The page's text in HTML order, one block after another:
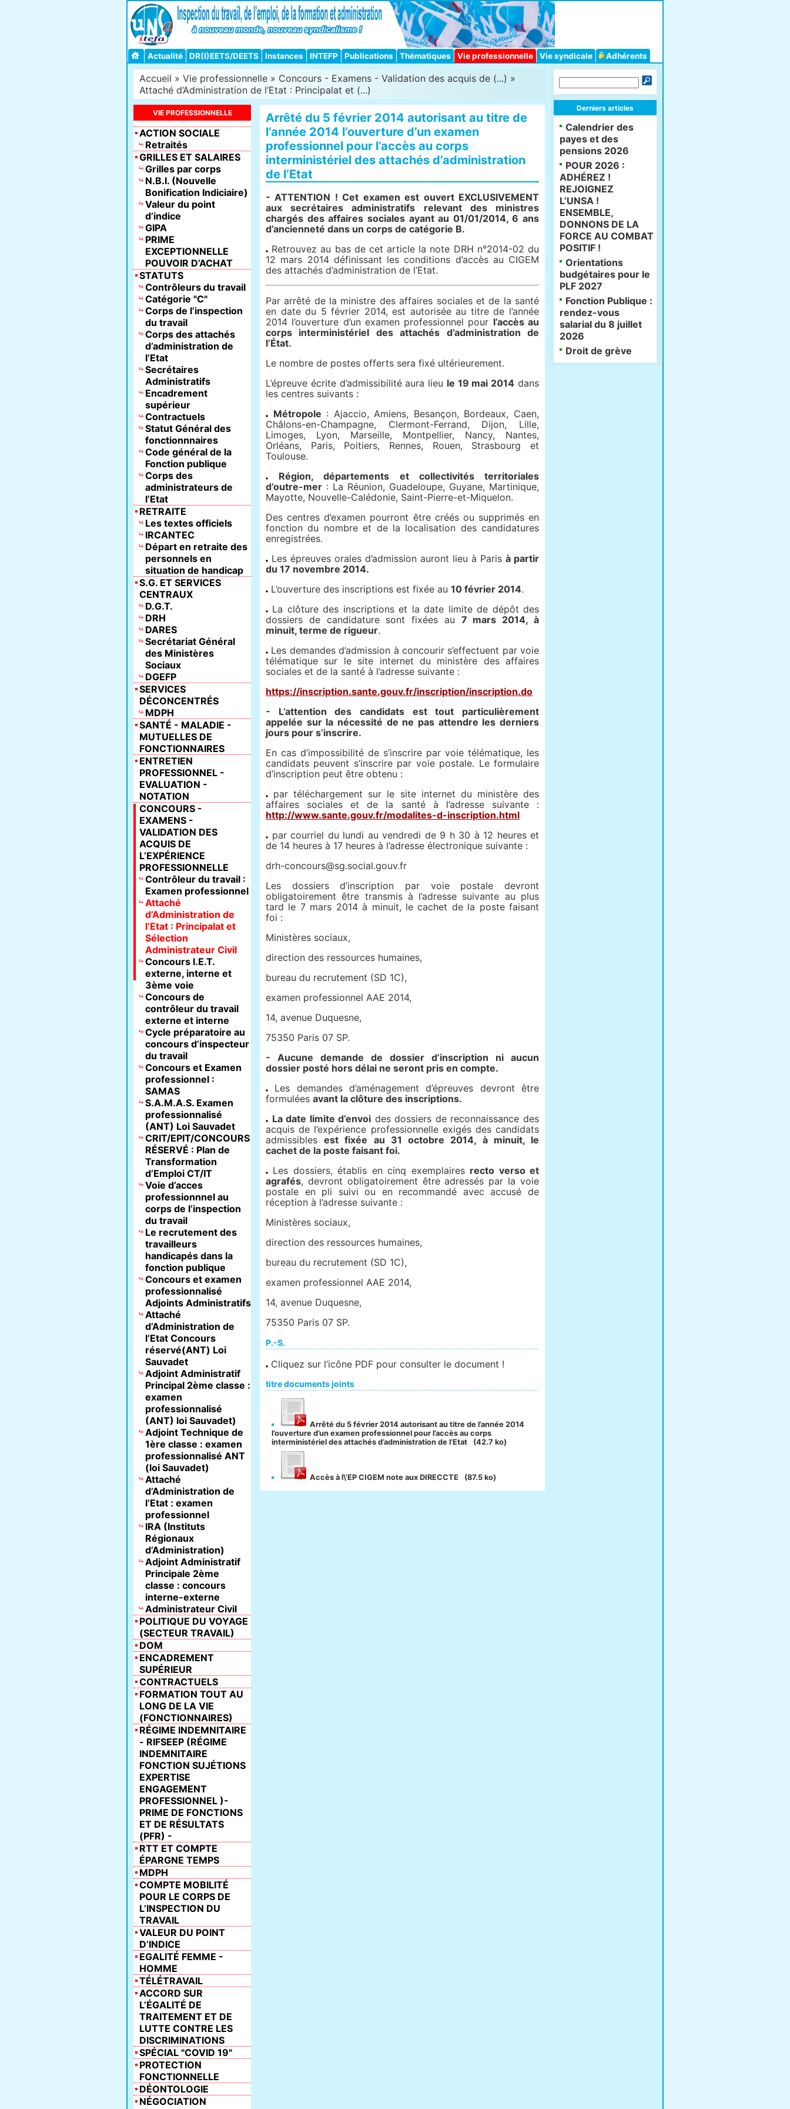
Actualité DR(I)EETS/DEETS Instances INTEFP Publications Thématiques Vie professionnelle Vie syndicale Adhérents
Accueil » Vie professionnelle » Concours - Examens - Validation des acquis de (...) »
Attaché d’Administration de l’Etat : Principalat et (...)
Arrêté du 5 février 2014 autorisant au titre de
l’année 2014 l’ouverture d’un examen
professionnel pour l’accès au corps
interministériel des attachés d’administration
de l’Etat
- ATTENTION ! Cet examen est ouvert EXCLUSIVEMENT
aux secrétaires administratifs relevant des ministres
chargés des affaires sociales ayant au 01/01/2014, 6 ans
d’ancienneté dans un corps de catégorie B.
Retrouvez au bas de cet article la note DRH n°2014-02 du
12 mars 2014 définissant les conditions d’accès au CIGEM
des attachés d’administration de l’Etat.
Par arrêté de la ministre des affaires sociales et de la santé
en date du 5 février 2014, est autorisée au titre de l’année
2014 l’ouverture d’un examen professionnel pour l’accès au
corps interministériel des attachés d’administration de
l’État.
Le nombre de postes offerts sera fixé ultérieurement.
L’épreuve écrite d’admissibilité aura lieu le 19 mai 2014 dans
les centres suivants :
Métropole : Ajaccio, Amiens, Besançon, Bordeaux, Caen,
Châlons-en-Champagne, Clermont-Ferrand, Dijon, Lille,
Limoges, Lyon, Marseille, Montpellier, Nancy, Nantes,
Orléans, Paris, Poitiers, Rennes, Rouen, Strasbourg et
Toulouse.
Région, départements et collectivités territoriales
d’outre-mer : La Réunion, Guadeloupe, Guyane, Martinique,
Mayotte, Nouvelle-Calédonie, Saint-Pierre-et-Miquelon.
Des centres d’examen pourront être créés ou supprimés en
fonction du nombre et de la localisation des candidatures
enregistrées.
Les épreuves orales d’admission auront lieu à Paris à partir
du 17 novembre 2014.
L’ouverture des inscriptions est fixée au 10 février 2014.
La clôture des inscriptions et la date limite de dépôt des
dossiers de candidature sont fixées au 7 mars 2014, à
minuit, terme de rigueur.
Les demandes d’admission à concourir s’effectuent par voie
télématique sur le site internet du ministère des affaires
sociales et de la santé à l’adresse suivante :
https://inscription.sante.gouv.fr/inscription/inscription.do
- L’attention des candidats est tout particulièrement
appelée sur la nécessité de ne pas attendre les derniers
jours pour s’inscrire.
En cas d’impossibilité de s’inscrire par voie télématique, les
candidats peuvent s’inscrire par voie postale. Le formulaire
d’inscription peut être obtenu :
par téléchargement sur le site internet du ministère des
affaires sociales et de la santé à l’adresse suivante :
http://www.sante.gouv.fr/modalites-d-inscription.html
par courriel du lundi au vendredi de 9 h 30 à 12 heures et
de 14 heures à 17 heures à l’adresse électronique suivante :
drh-concours@sg.social.gouv.fr
Les dossiers d’inscription par voie postale devront
obligatoirement être transmis à l’adresse suivante au plus
tard le 7 mars 2014 à minuit, le cachet de la poste faisant
foi :
Ministères sociaux,
direction des ressources humaines,
bureau du recrutement (SD 1C),
examen professionnel AAE 2014,
14, avenue Duquesne,
75350 Paris 07 SP.
- Aucune demande de dossier d’inscription ni aucun
dossier posté hors délai ne seront pris en compte.
Les demandes d’aménagement d’épreuves devront être
formulées avant la clôture des inscriptions.
La date limite d’envoi des dossiers de reconnaissance des
acquis de l’expérience professionnelle exigés des candidats
admissiblesest fixée au 31 octobre 2014, à minuit, le
cachet de la poste faisant foi.
Les dossiers, établis en cinq exemplaires recto verso et
agrafés, devront obligatoirement être adressés par la voie
postale en pli suivi ou en recommandé avec accusé de
réception à l’adresse suivante :
Ministères sociaux,
direction des ressources humaines,
bureau du recrutement (SD 1C),
examen professionnel AAE 2014,
14, avenue Duquesne,
75350 Paris 07 SP.
P.-S.
Cliquez sur l’icône PDF pour consulter le document !
titre documents joints
Arrêté du 5 février 2014 autorisant au titre de l’année 2014
l’ouverture d’un examen professionnel pour l’accès au corps
interministériel des attachés d’administration de l’Etat
(42.7 ko)
Accès à l\’EP CIGEM note aux DIRECCTE (87.5 ko)
VIE PROFESSIONNELLE
ACTION SOCIALE
Retraités
GRILLES ET SALAIRES
Grilles par corps
N.B.I. (Nouvelle
Bonification Indiciaire)
Valeur du point
d’indice
GIPA
PRIME
EXCEPTIONNELLE
POUVOIR D’ACHAT
STATUTS
Contrôleurs du travail
Catégorie "C"
Corps de l’inspection
du travail
Corps des attachés
d’administration de
l’Etat
Secrétaires
Administratifs
Encadrement
supérieur
Contractuels
Statut Général des
fonctionnnaires
Code général de la
Fonction publique
Corps des
administrateurs de
l’Etat
RETRAITE
Les textes officiels
IRCANTEC
Départ en retraite des
personnels en
situation de handicap
S.G. ET SERVICES
CENTRAUX
D.G.T.
DRH
DARES
Secrétariat Général
des Ministères
Sociaux
DGEFP
SERVICES
DÉCONCENTRÉS
MDPH
SANTÉ - MALADIE -
MUTUELLES DE
FONCTIONNAIRES
ENTRETIEN
PROFESSIONNEL -
EVALUATION -
NOTATION
CONCOURS -
EXAMENS -
VALIDATION DES
ACQUIS DE
L’EXPÉRIENCE
PROFESSIONNELLE
Contrôleur du travail :
Examen professionnel
Attaché
d’Administration de
l’Etat : Principalat et
Sélection
Administrateur Civil
Concours I.E.T.
externe, interne et
3ème voie
Concours de
contrôleur du travail
externe et interne
Cycle préparatoire au
concours d’inspecteur
du travail
Concours et Examen
professionnel :
SAMAS
S.A.M.A.S. Examen
professionnalisé
(ANT) Loi Sauvadet
CRIT/EPIT/CONCOURS
RÉSERVÉ : Plan de
Transformation
d’Emploi CT/IT
Voie d’acces
professionnnel au
corps de l’inspection
du travail
Le recrutement des
travailleurs
handicapés dans la
fonction publique
Concours et examen
professionnalisé
Adjoints Administratifs
Attaché
d’Administration de
l’Etat Concours
réservé(ANT) Loi
Sauvadet
Adjoint Administratif
Principal 2ème classe :
examen
professionnalisé
(ANT) loi Sauvadet)
Adjoint Technique de
1ère classe : examen
professionnalisé ANT
(loi Sauvadet)
Attaché
d’Administration de
l’Etat : examen
professionnel
IRA (Instituts
Régionaux
d’Administration)
Adjoint Administratif
Principale 2ème
classe : concours
interne-externe
Administrateur Civil
POLITIQUE DU VOYAGE
(SECTEUR TRAVAIL)
DOM
ENCADREMENT
SUPÉRIEUR
CONTRACTUELS
FORMATION TOUT AU
LONG DE LA VIE
(FONCTIONNAIRES)
RÉGIME INDEMNITAIRE
- RIFSEEP (RÉGIME
INDEMNITAIRE
FONCTION SUJÉTIONS
EXPERTISE
ENGAGEMENT
PROFESSIONNEL )-
PRIME DE FONCTIONS
ET DE RÉSULTATS
(PFR) -
RTT ET COMPTE
ÉPARGNE TEMPS
MDPH
COMPTE MOBILITÉ
POUR LE CORPS DE
L’INSPECTION DU
TRAVAIL
VALEUR DU POINT
D’INDICE
EGALITÉ FEMME -
HOMME
TÉLÉTRAVAIL
ACCORD SUR
L’ÉGALITÉ DE
TRAITEMENT ET DE
LUTTE CONTRE LES
DISCRIMINATIONS
SPÉCIAL "COVID 19"
PROTECTION
FONCTIONNELLE
DÉONTOLOGIE
NÉGOCIATION
Derniers articles
Calendrier des
payes et des
pensions 2026
POUR 2026 :
ADHÉREZ !
REJOIGNEZ
L’UNSA !
ENSEMBLE,
DONNONS DE LA
FORCE AU COMBAT
POSITIF !
Orientations
budgétaires pour le
PLF 2027
Fonction Publique :
rendez-vous
salarial du 8 juillet
2026
Droit de grève